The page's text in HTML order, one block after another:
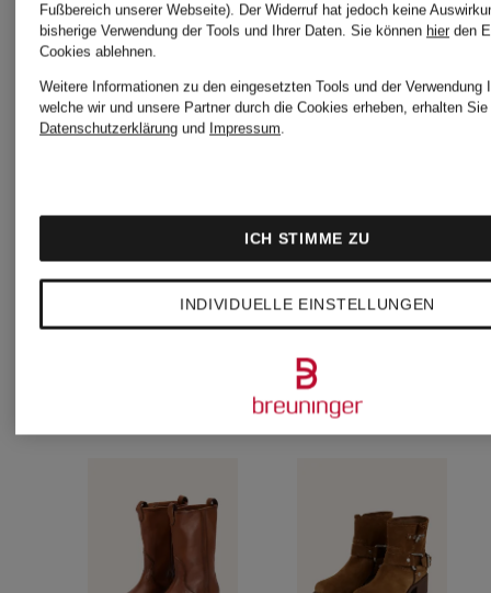
191,99
Bestpreis:
385 €
Fußbereich unserer Webseite). Der Widerruf hat jedoch keine
bisherige Verwendung der Tools und Ihrer Daten. Sie können hier den
Cookies ablehnen.
Weitere Informationen zu den eingesetzten Tools und der Verwendung
welche wir und unsere Partner durch die Cookies erheben, erhalten
Datenschutzerklärung und Impressum.
INDIVIDUELLE EINSTELLUNGEN
ICH STIMME ZU